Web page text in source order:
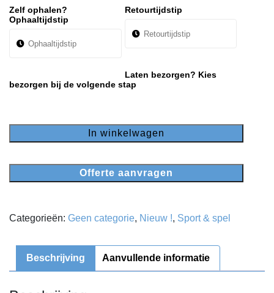
Zelf ophalen?
Ophaaltijdstip
Retourtijdstip
Laten bezorgen? Kies
bezorgen bij de volgende stap
In winkelwagen
Offerte aanvragen
Categorieën: Geen categorie, Nieuw !, Sport & spel
Beschrijving Aanvullende informatie